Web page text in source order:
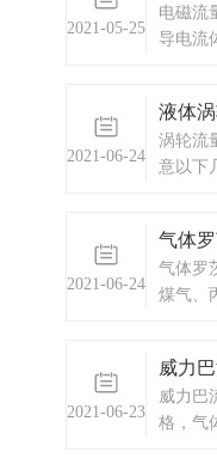
2021-05-25
电磁流
导电流
磁场。
2021-06-24
液体
涡轮流
意以下
传感器
出口阀
端），
2021-06-24
气体
气体罗
煤气、
2021-06-23
威力
威力巴
格，气